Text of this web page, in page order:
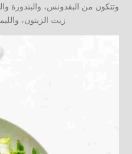
وتتكون من البقدونس، والبندورة
زيت الزيتون،